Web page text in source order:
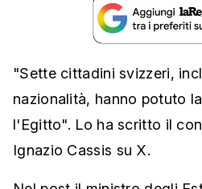
"Sette cittadini svizzeri,
nazionalità, hanno potuto
l'Egitto". Lo ha scritto il
Ignazio Cassis su X.